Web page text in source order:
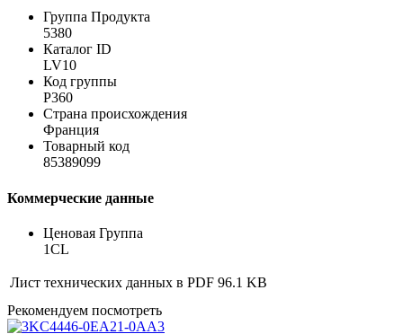
Группа Продукта
5380
Каталог ID
LV10
Код группы
P360
Страна происхождения
Франция
Товарный код
85389099
Коммерческие данные
Ценовая Группа
1CL
Лист технических данных в PDF 96.1 KB
Рекомендуем посмотреть